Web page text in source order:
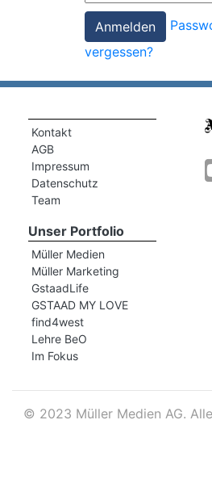
vergessen?
Kontakt
AGB
Impressum
Datenschutz
Team
Unser Portfolio
Müller Medien
Müller Marketing
GstaadLife
GSTAAD MY LOVE
find4west
Lehre BeO
Im Fokus
© 2023 Müller Medien AG.